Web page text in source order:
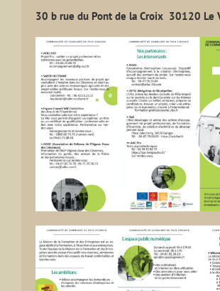
30 b rue du Pont de la Croix 30120 Le